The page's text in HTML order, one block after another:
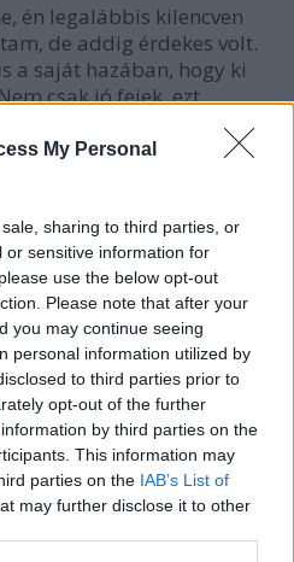
My Personal
sharing to third parties, or
or sensitive information for
use the below opt-out
Please note that after your
you may continue seeing
personal information utilized by
to third parties prior to
opt-out of the further
by third parties on the
This information may
parties on the IAB’s List of
may further disclose it to other
én legalábbis kilencven
de addig érdekes volt.
a saját hazában, hogy ki
csak jó fejek, ezt
például Boldizsár
látszik semmi, bemenni
laknak ott, így aztán a
kié volt, kié lett, és
üveg lépcsőházában
időnként láttak egy
is megerősíti, sőt,
barkójú cerkófot
itt Gobbi Hilda,
is van, és a múlt fölmenti,
hogyan is vált
maradt az.